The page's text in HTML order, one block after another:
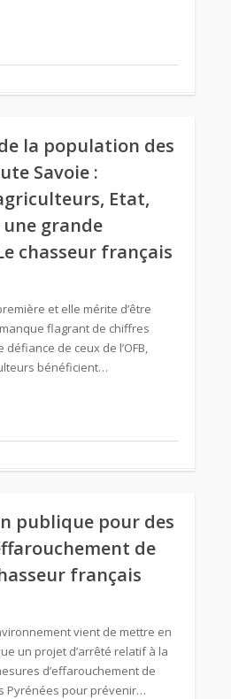
la population des
Savoie :
Etat,
grande
chasseur français
et elle mérite d’être
flagrant de chiffres
de ceux de l’OFB,
bénéficient…
publique pour des
de
français
vient de mettre en
un projet d’arrêté relatif à la
d’effarouchement de
Pyrénées pour prévenir…